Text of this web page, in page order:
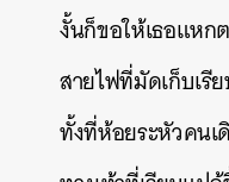
งั้นก็ขอให้เธอแหก
สายไฟที่มัดเก็บเรี
ทั้งที่ห้อยระหัวคนเ